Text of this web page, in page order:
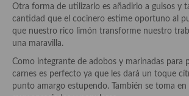
Salazones y encurtidos
Recetas Especiales
Recetas de Cuaresma
Recetas maridadas con los mejores AOVES
Otra forma de utilizarlo es añadirlo a guisos y
cantidad que el cocinero estime oportuno al
que nuestro rico limón transforme nuestro
una maravilla.
Como integrante de adobos y marinadas para
carnes es perfecto ya que les dará un toque
punto amargo estupendo. También se toma